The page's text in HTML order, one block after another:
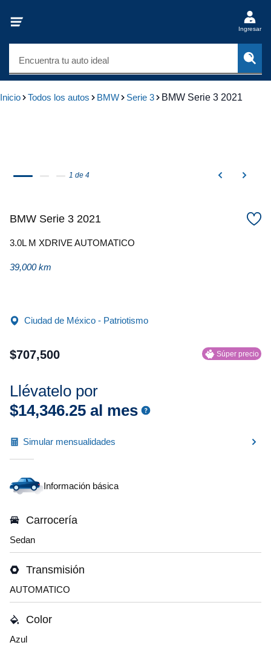
Ingresar
Encuentra tu auto ideal
Inicio Todos los autos BMW Serie 3 BMW Serie 3 2021
1 de 4
BMW Serie 3 2021
3.0L M XDRIVE AUTOMATICO
39,000 km
Ciudad de México - Patriotismo
$707,500 Súper precio
Llévatelo por
$14,346.25 al mes
Simular mensualidades
Información básica
Carrocería
Sedan
Transmisión
AUTOMATICO
Color
Azul